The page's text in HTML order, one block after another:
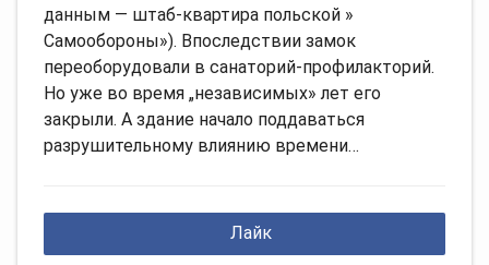
данным — штаб-квартира польской »
Самообороны»). Впоследствии замок
переоборудовали в санаторий-профилакторий.
Но уже во время „независимых» лет его
закрыли. А здание начало поддаваться
разрушительному влиянию времени…
Лайк